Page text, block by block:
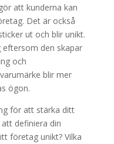
att kunderna kan
Det är också
ut och blir unikt.
eftersom den skapar
och
blir mer
ögon.
för att stärka ditt
definiera din
företag unikt? Vilka